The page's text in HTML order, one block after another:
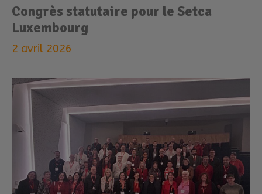
Congrès statutaire pour le Setca
Luxembourg
2 avril 2026